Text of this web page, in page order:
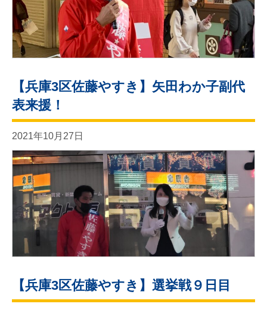
【兵庫3区佐藤やすき】矢田わか子副代
表来援！
2021年10月27日
【兵庫3区佐藤やすき】選挙戦９日目